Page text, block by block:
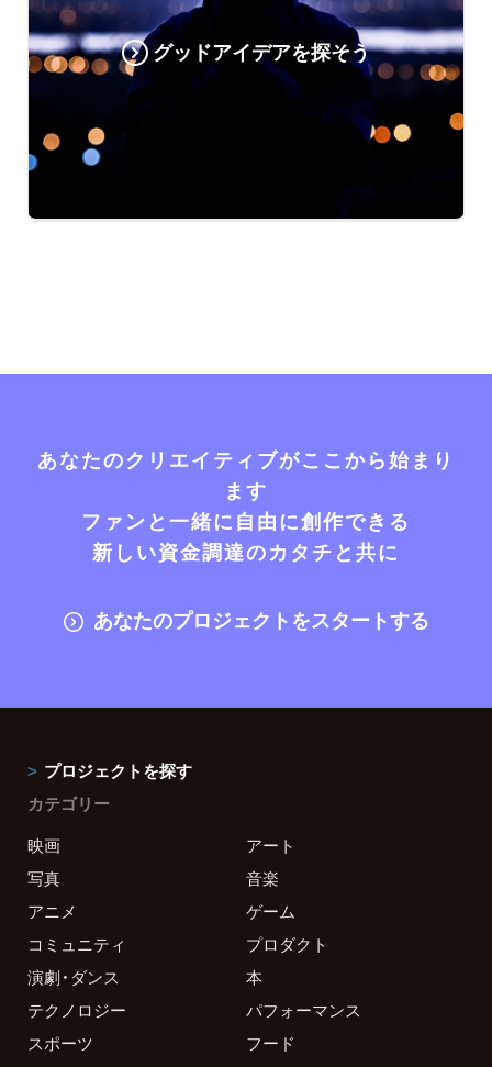
グッドアイデアを探そう
あなたのクリエイティブがここから始まり
ます
ファンと一緒に自由に創作できる
新しい資金調達のカタチと共に
あなたのプロジェクトをスタートする
プロジェクトを探す
カテゴリー
映画
アート
写真
音楽
アニメ
ゲーム
コミュニティ
プロダクト
演劇・ダンス
本
テクノロジー
パフォーマンス
スポーツ
フード